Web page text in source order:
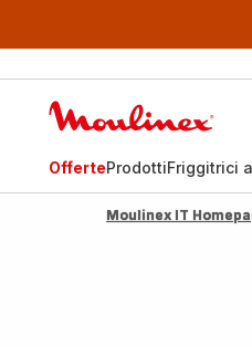
OfferteProdottiFriggitrici
Moulinex IT